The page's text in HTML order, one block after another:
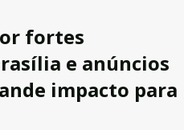
fortes
e anúncios
impacto para